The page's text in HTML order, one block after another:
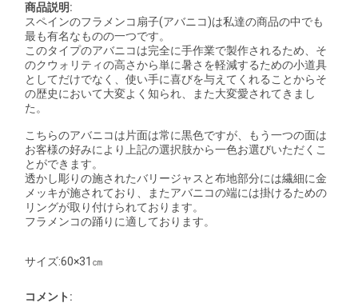
商品説明:
スペインのフラメンコ扇子(アバニコ)は私達の商品の中でも
最も有名なものの一つです。
このタイプのアバニコは完全に手作業で製作されるため、そ
のクウォリティの高さから単に暑さを軽減するための小道具
としてだけでなく、使い手に喜びを与えてくれることからそ
の歴史において大変よく知られ、また大変愛されてきまし
た。
こちらのアバニコは片面は常に黒色ですが、もう一つの面は
お客様の好みにより上記の選択肢から一色お選びいただくこ
とができます。
透かし彫りの施されたバリージャスと布地部分には繊細に金
メッキが施されており、またアバニコの端には掛けるための
リングが取り付けられております。
フラメンコの踊りに適しております。
サイズ:60×31㎝
コメント: